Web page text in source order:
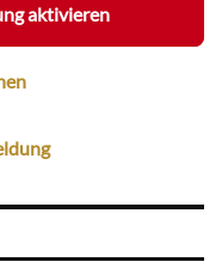
aktivieren